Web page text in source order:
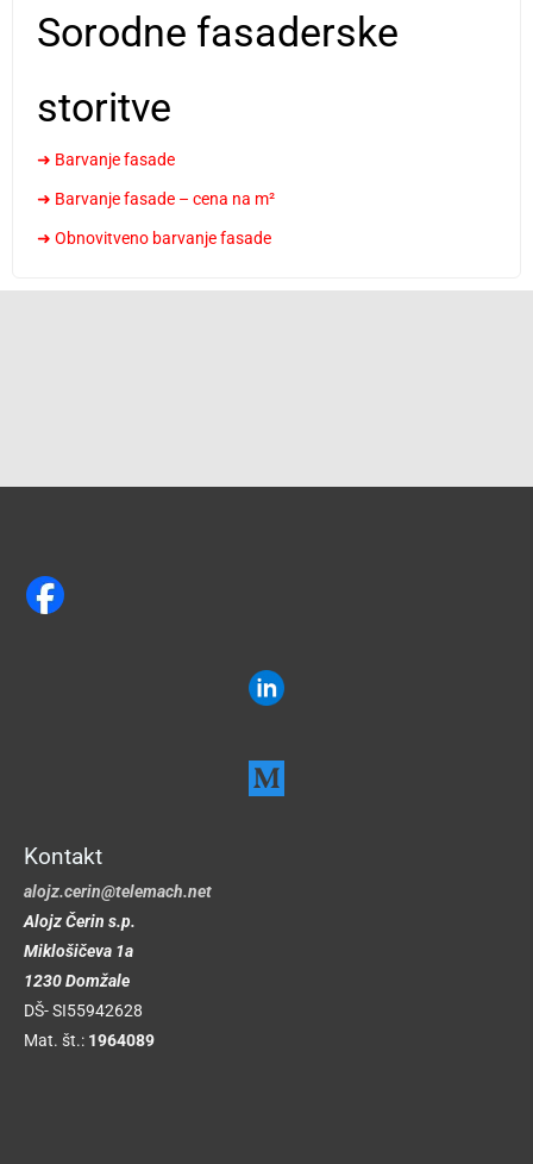
Sorodne fasaderske
storitve
➜ Barvanje fasade
➜ Barvanje fasade – cena na m²
➜ Obnovitveno barvanje fasade
Kontakt
alojz.cerin@telemach.net
AlojzČerin s.p.
Miklošičeva 1a
1230 Domžale
DŠ- SI55942628
Mat. št.: 1964089